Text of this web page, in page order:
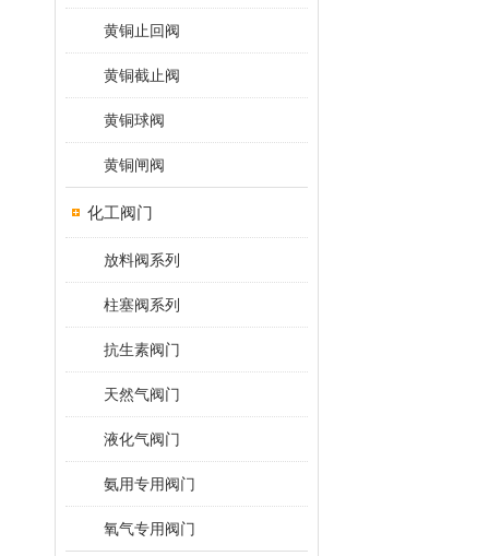
黄铜止回阀
黄铜截止阀
黄铜球阀
黄铜闸阀
化工阀门
放料阀系列
柱塞阀系列
抗生素阀门
天然气阀门
液化气阀门
氨用专用阀门
氧气专用阀门